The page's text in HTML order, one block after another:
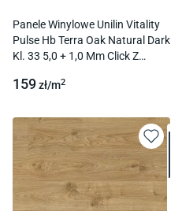
Panele Winylowe Unilin Vitality
Pulse Hb Terra Oak Natural Dark
Kl. 33 5,0 + 1,0 Mm Click Z
159zł/m2